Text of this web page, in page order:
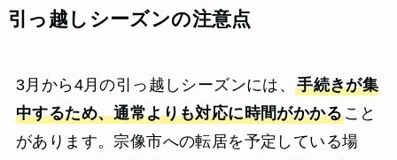
引っ越しシーズンの注意点
3月から4月の引っ越しシーズンには、手続きが集
中するため、通常よりも対応に時間がかかること
があります。宗像市への転居を予定している場